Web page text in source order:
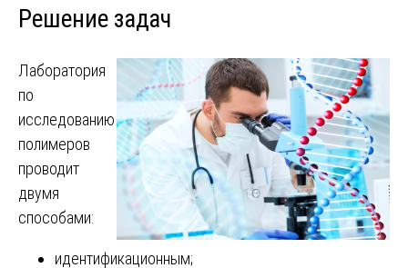
Решение задач
Лаборатория
по
исследованию
полимеров
проводит
двумя
способами:
идентификационным;